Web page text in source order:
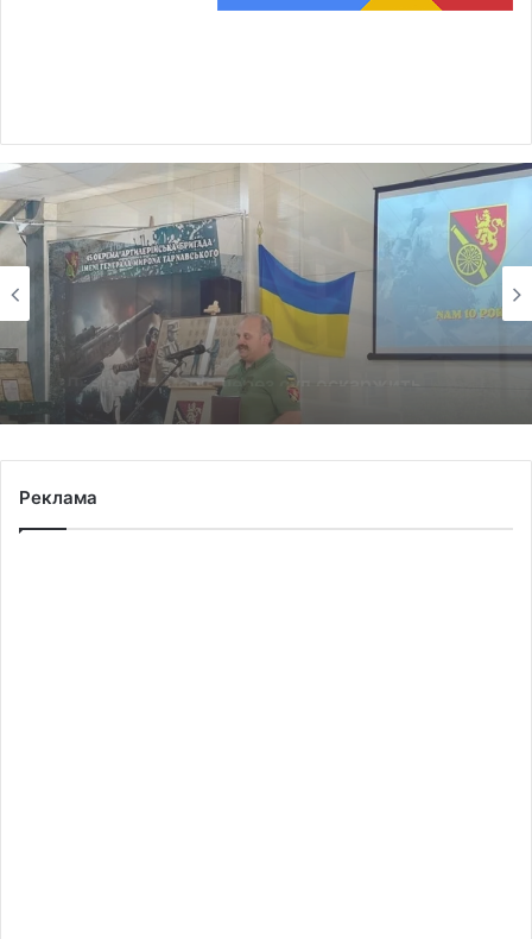
Війна, військо
6 Серпня 2026
45-та окрема артилерійська бригада ЗСУ
імені генерала Мирона Тарнавського
відзначає 10-річчя
Реклама